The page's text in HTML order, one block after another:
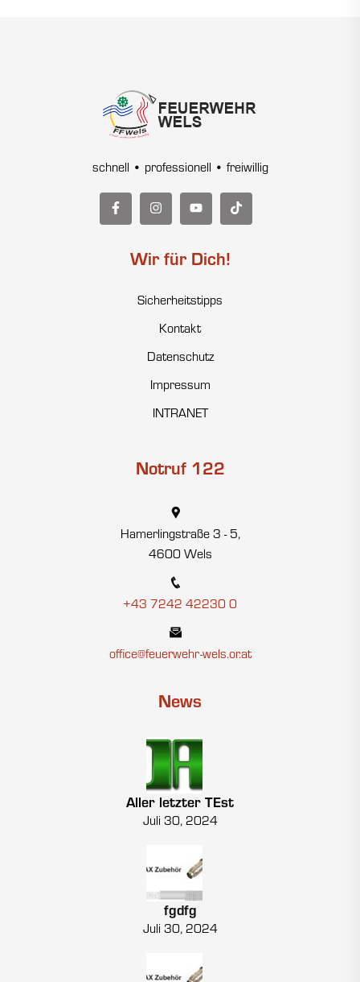
schnell • professionell • freiwillig
Wir für Dich!
Sicherheitstipps
Kontakt
Datenschutz
Impressum
INTRANET
Notruf 122
Hamerlingstraße 3 - 5,
4600 Wels
+43 7242 42230 0
office@feuerwehr-wels.or.at
News
Aller letzter TEst
Juli 30, 2024
fgdfg
Juli 30, 2024